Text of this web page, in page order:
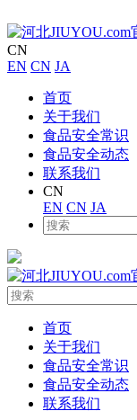
CN
EN CN JA
首页
关于我们
食品安全常识
食品安全动态
联系我们
CN
EN CN JA
首页
关于我们
食品安全常识
食品安全动态
联系我们